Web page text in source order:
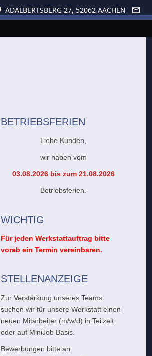
ADALBERTSBERG 27, 52062 AACHEN
BETRIEBSFERIEN
Liebe Kunden,
wir haben vom
03.08.2026 bis zum 21.08.2026
Betriebsferien.
WICHTIG
Für jeden Werkstattauftrag bitte
vorab ein Termin vereinbaren.
STELLENANZEIGE
Zur Verstärkung unseres Teams
suchen wir für unsere Werkstatt einen
neuen Mitarbeiter (m/w/d) in Teilzeit
oder auf MiniJob Basis.
Bewerbungen bitte an: